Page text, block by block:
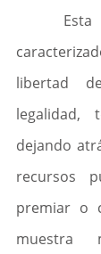
libertad
legalidad,
dejando
recursos
premiar o